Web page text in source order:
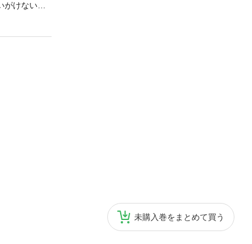
未購入巻をまとめて買う
けない優